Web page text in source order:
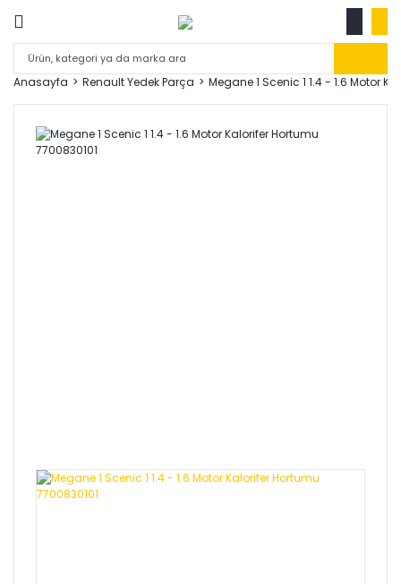
Anasayfa Renault Yedek Parça Megane 1 Scenic 1 1.4 - 1.6 Motor